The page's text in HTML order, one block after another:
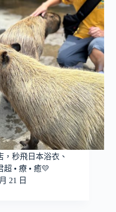
，秒飛日本浴衣、
• 療 • 癒💛
21 日